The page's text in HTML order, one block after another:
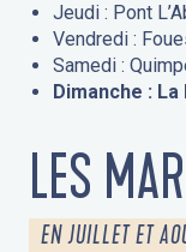
Jeudi : Pont
Vendredi :
Samedi :
Dimanche :
LES
EN JUILLET ET